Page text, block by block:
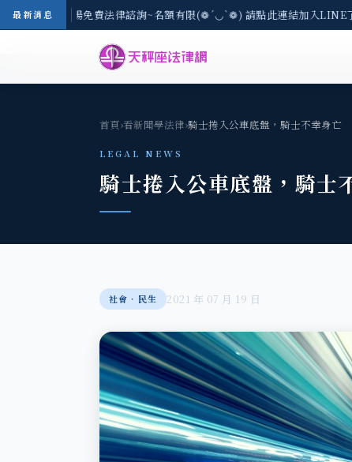
最新消息
-8/3(一) 現場免費法律諮詢~名額有限(❁´◡`❁) 請點此連結加入LINE
首頁›看新聞學法律›騎士捲入公車底盤，騎士不幸身亡
LEGAL NEWS
騎士捲入公車底盤，騎士
社會‧民生 2021 年 07 月 19 日